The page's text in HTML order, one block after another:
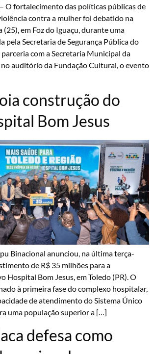
– O fortalecimento das políticas públicas de
contra a mulher foi debatido na
em Foz do Iguaçu, durante uma
pela Secretaria de Segurança Pública do
parceria com a Secretaria Municipal da
auditório da Fundação Cultural, o evento
construção do
Bom Jesus
Binacional anunciou, na última terça-
de R$ 35 milhões para a
Hospital Bom Jesus, em Toledo (PR). O
à primeira fase do complexo hospitalar,
de atendimento do Sistema Único
uma população superior a […]
defesa como